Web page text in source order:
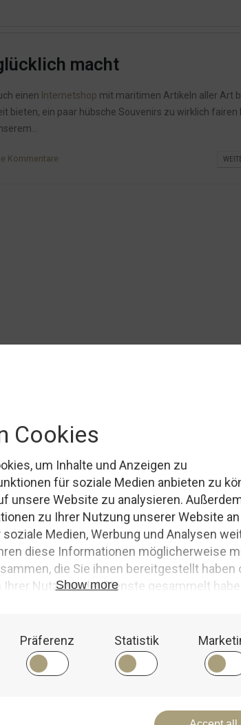
macht
einen Internetshop mit maritimen Artikeln aller Art
bieten, ein paar hübsche Souvenirs zu wirklich fairen
Kommentare